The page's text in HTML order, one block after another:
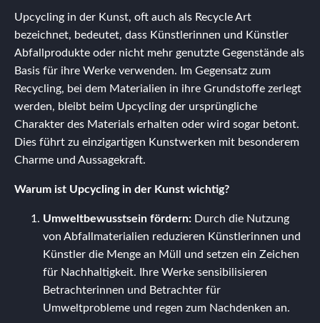
Upcycling in der Kunst, oft auch als Recycle Art
bezeichnet, bedeutet, dass Künstlerinnen und Künstler
Abfallprodukte oder nicht mehr genutzte Gegenstände als
Basis für ihre Werke verwenden. Im Gegensatz zum
Recycling, bei dem Materialien in ihre Grundstoffe zerlegt
werden, bleibt beim Upcycling der ursprüngliche
Charakter des Materials erhalten oder wird sogar betont.
Dies führt zu einzigartigen Kunstwerken mit besonderem
Charme und Aussagekraft.
Warum ist Upcycling in der Kunst wichtig?
Umweltbewusstsein fördern: Durch die Nutzung
von Abfallmaterialien reduzieren Künstlerinnen und
Künstler die Menge an Müll und setzen ein Zeichen
für Nachhaltigkeit. Ihre Werke sensibilisieren
Betrachterinnen und Betrachter für
Umweltprobleme und regen zum Nachdenken an.